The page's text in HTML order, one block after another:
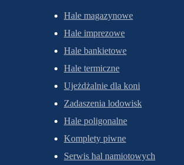
Hale magazynowe
Hale imprezowe
Hale bankietowe
Hale termiczne
Ujeżdżalnie dla koni
Zadaszenia lodowisk
Hale poligonalne
Komplety piwne
Serwis hal namiotowych